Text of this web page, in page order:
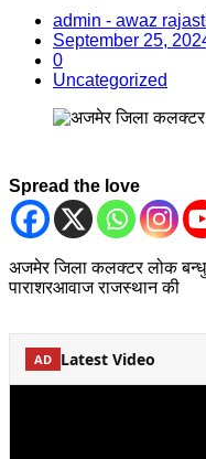
admin - awaz
September 25,
0
Uncategorized
Spread the love
अजमेर जिला कलक्टर लोक बन्धु
पाराशरआवाज राजस्थान की
AD Latest Video